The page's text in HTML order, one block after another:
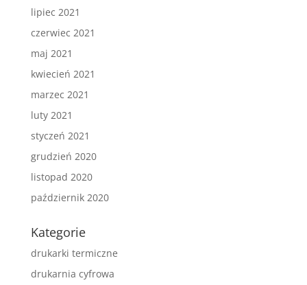
lipiec 2021
czerwiec 2021
maj 2021
kwiecień 2021
marzec 2021
luty 2021
styczeń 2021
grudzień 2020
listopad 2020
październik 2020
Kategorie
drukarki termiczne
drukarnia cyfrowa